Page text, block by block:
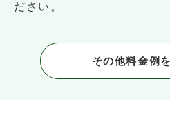
ださい。
その他料金例